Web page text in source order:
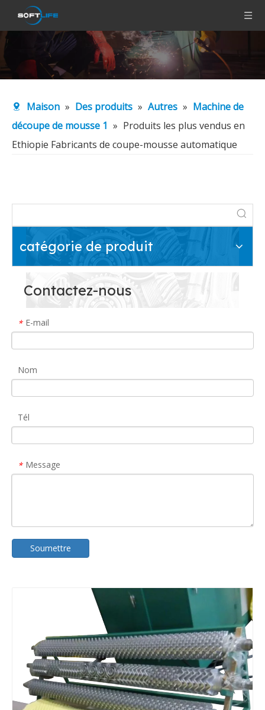
Maison » Des produits » Autres » Machine de
découpe de mousse 1 » Produits les plus vendus en
Ethiopie Fabricants de coupe-mousse automatique
catégorie de produit
Contactez-nous
* E-mail
Nom
Tél
* Message
Soumettre